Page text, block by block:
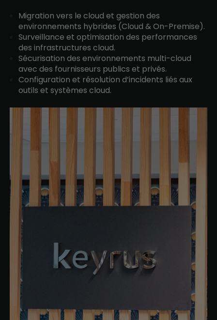
Migration vers le cloud et gestion des
environnements hybrides (Cloud & On-Premise).
Surveillance et optimisation des performances
des infrastructures cloud.
Sécurisation des environnements multi-cloud
avec des fournisseurs publics et privés.
Configuration et résolution d’incidents liés aux
outils et systèmes cloud.